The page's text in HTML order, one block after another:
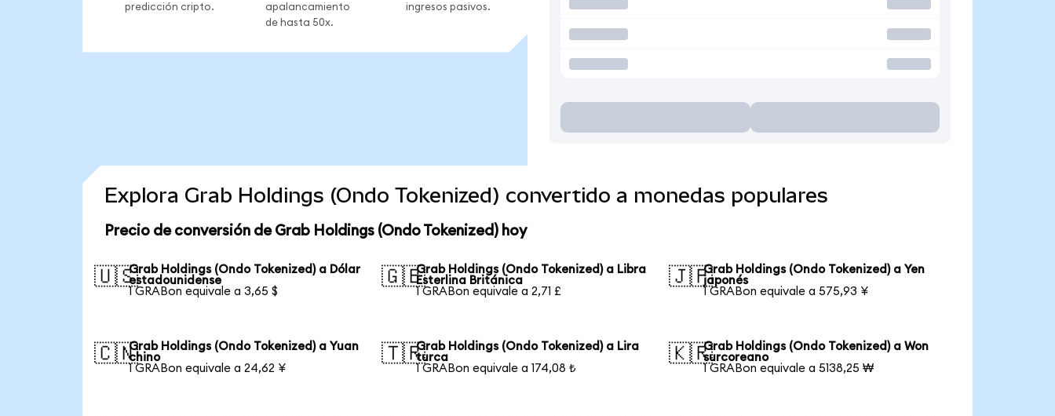
predicción cripto.
apalancamiento
de hasta 50x.
ingresos pasivos.
Explora Grab Holdings (Ondo Tokenized) convertido a monedas populares
Precio de conversión de Grab Holdings (Ondo Tokenized) hoy
🇺🇸Grab Holdings (Ondo Tokenized) a Dólar
estadounidense
1 GRABon equivale a 3,65 $
🇬🇧Grab Holdings (Ondo Tokenized) a Libra
Esterlina Británica
1 GRABon equivale a 2,71 £
🇯🇵Grab Holdings (Ondo Tokenized) a Yen
japonés
1 GRABon equivale a 575,93 ¥
🇨🇳Grab Holdings (Ondo Tokenized) a Yuan
chino
1 GRABon equivale a 24,62 ¥
🇹🇷Grab Holdings (Ondo Tokenized) a Lira
turca
1 GRABon equivale a 174,08 ₺
🇰🇷Grab Holdings (Ondo Tokenized) a Won
surcoreano
1 GRABon equivale a 5138,25 ₩